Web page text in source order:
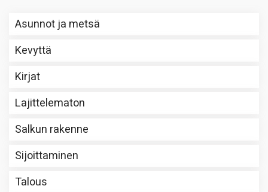
Asunnot ja metsä
Kevyttä
Kirjat
Lajittelematon
Salkun rakenne
Sijoittaminen
Talous